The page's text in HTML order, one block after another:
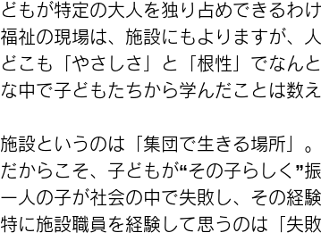
どもが特定の大人を独り占めできるわ
福祉の現場は、施設にもよりますが、
どこも「やさしさ」と「根性」でなん
な中で子どもたちから学んだことは数え
施設というのは「集団で生きる場所」。
だからこそ、子どもが“その子らしく”
一人の子が社会の中で失敗し、その経
特に施設職員を経験して思うのは「失